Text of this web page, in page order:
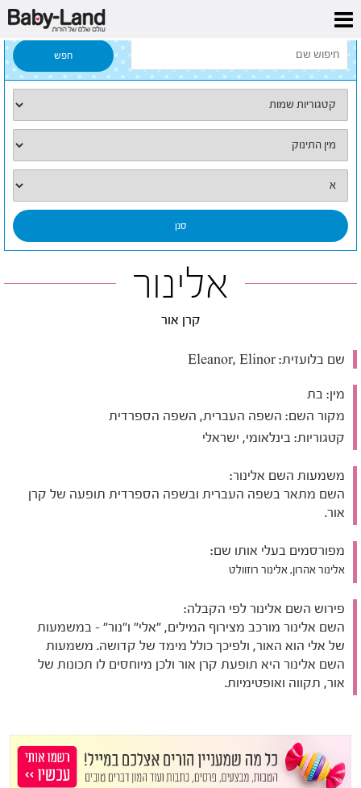
דף הבית
אלינור
קרן אור
שם בלועזית:
מין: בת
מקור השם: השפה העברית, השפה הספרדית
קטגוריות: בינלאומי, ישראלי
משמעות השם אלינור:
השם מתאר בשפה העברית ובשפה הספרדית תופעה של קרן
אור.
מפורסמים בעלי אותו שם:
אלינור אהרון, אלינור רוזוולט
פירוש השם אלינור לפי הקבלה:
השם אלינור מורכב מצירוף המילים, "אלי" ו"נור" - במשמעות
של אלי הוא האור, ולפיכך כולל מימד של קדושה. משמעות
השם אלינור היא תופעת קרן אור ולכן מיוחסים לו תכונות של
אור, תקווה ואופטימיות.